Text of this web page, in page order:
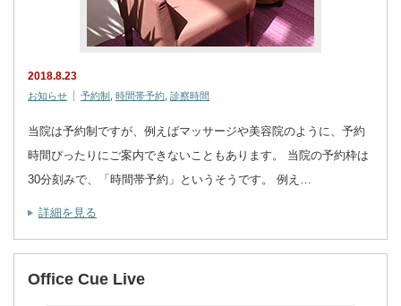
2018.8.23
お知らせ 予約制 時間帯予約 診察時間
当院は予約制ですが、例えばマッサージや美容院のように、予約
時間ぴったりにご案内できないこともあります。 当院の予約枠は
30分刻みで、「時間帯予約」というそうです。 例え…
詳細を見る
Office Cue Live